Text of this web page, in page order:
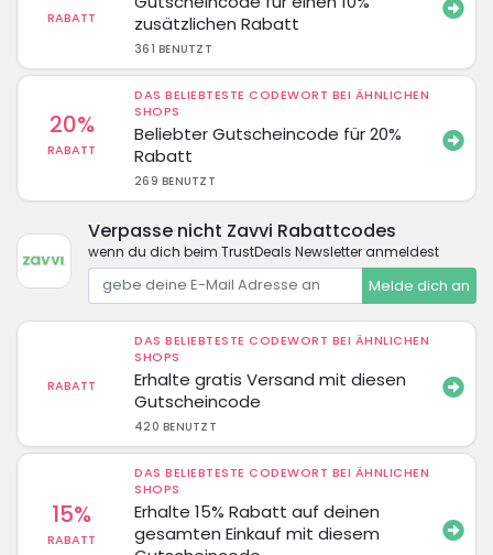
RABATT
zusätzlichen Rabatt
361 BENUTZT
20%
RABATT
DAS BELIEBTESTE CODEWORT BEI ÄHNLICHEN
SHOPS
Beliebter Gutscheincode für 20%
Rabatt
269 BENUTZT
Verpasse nicht Zavvi Rabattcodes
wenn du dich beim TrustDeals Newsletter anmeldest
Melde dich an
RABATT
DAS BELIEBTESTE CODEWORT BEI ÄHNLICHEN
SHOPS
Erhalte gratis Versand mit diesen
Gutscheincode
420 BENUTZT
15%
RABATT
DAS BELIEBTESTE CODEWORT BEI ÄHNLICHEN
SHOPS
Erhalte 15% Rabatt auf deinen
gesamten Einkauf mit diesem